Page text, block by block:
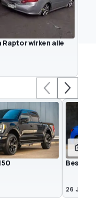
Raptor wirken alle
Best-
26 Jun.